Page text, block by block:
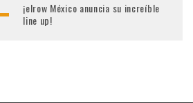
¡elrow México anuncia su increíble
line up!